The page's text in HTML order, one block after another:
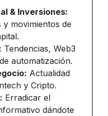
& Inversiones:
y movimientos de
Tendencias, Web3
automatización.
Actualidad
y Cripto.
Erradicar el
dándote